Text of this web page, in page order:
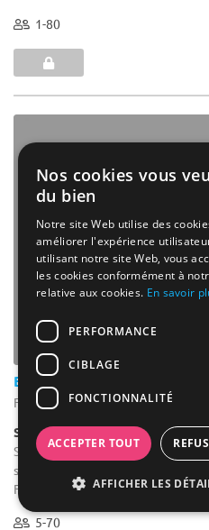
1-80
Best Western Hôtel le Pont
Figeac - Lot (46)
Salle de réunion
Salle de séminaire : Situé en
surplombant le Célé, le Best
Figeac jouit d'une atmosphère
5-70
Nos cookies vous
du bien
Notre site Web utilise des
améliorer l'expérience
utilisant notre site Web, vous
les cookies conformément à
relative aux cookies. En savoir
PERFORMANCE
CIBLAGE
FONCTIONNALITÉ
ACCEPTER TOUT
AFFICHER LES